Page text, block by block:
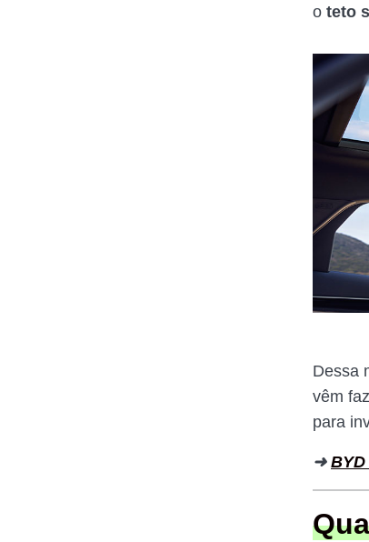
o teto
Dessa
vêm
para
➜